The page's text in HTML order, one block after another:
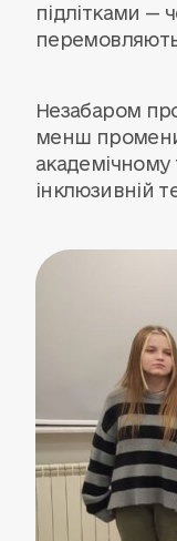
підлітками —
Незабаром
менш
академічному
інклюзивній